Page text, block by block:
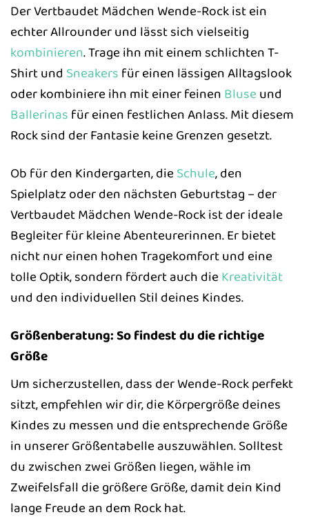
Der Vertbaudet Mädchen Wende-Rock ist ein
echter Allrounder und lässt sich vielseitig
kombinieren. Trage ihn mit einem schlichten T-
Shirt und Sneakers für einen lässigen Alltagslook
oder kombiniere ihn mit einer feinen Bluse und
Ballerinas für einen festlichen Anlass. Mit diesem
Rock sind der Fantasie keine Grenzen gesetzt.
Ob für den Kindergarten, dieSchule, den
Spielplatz oder den nächsten Geburtstag – der
Vertbaudet Mädchen Wende-Rock ist der ideale
Begleiter für kleine Abenteurerinnen. Er bietet
nicht nur einen hohen Tragekomfort und eine
tolle Optik, sondern fördert auch dieKreativität
und den individuellen Stil deines Kindes.
Größenberatung: So findest du die richtige
Größe
Um sicherzustellen, dass der Wende-Rock perfekt
sitzt, empfehlen wir dir, die Körpergröße deines
Kindes zu messen und die entsprechende Größe
in unserer Größentabelle auszuwählen. Solltest
du zwischen zwei Größen liegen, wähle im
Zweifelsfall die größere Größe, damit dein Kind
lange Freude an dem Rock hat.